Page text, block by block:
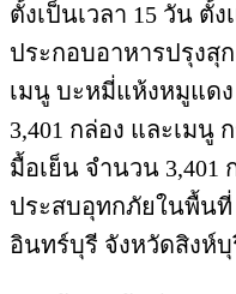
ตั้งเป็นเวลา 15 วัน ตั้ง
ประกอบอาหารปรุงสุ
เมนู บะหมี่แห้งหมูแด
3,401 กล่อง และเมนู
มื้อเย็น จำนวน 3,401
ประสบอุทกภัยในพื้นที่
อินทร์บุรี จังหวัดสิงห์บุ